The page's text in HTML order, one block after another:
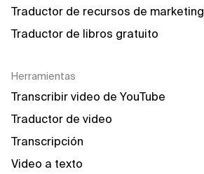
Traductor de recursos de marketing
Traductor de libros gratuito
Herramientas
Transcribir video de YouTube
Traductor de video
Transcripción
Video a texto